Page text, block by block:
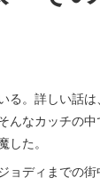
。詳しい話は、
んなカッチの
た。
ディまでの街